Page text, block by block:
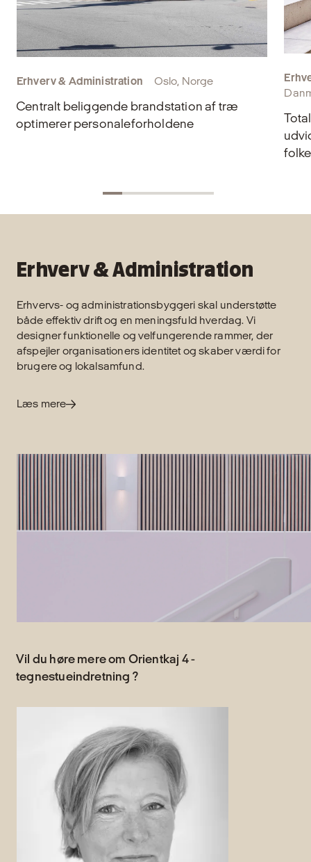
Erhverv & Administration Oslo, Norge
Centralt beliggende brandstation af træ
optimerer personaleforholdene
Erhverv & Administration
Erhvervs- og administrationsbyggeri skal understøtte
både effektiv drift og en meningsfuld hverdag. Vi
designer funktionelle og velfungerende rammer, der
afspejler organisationers identitet og skaber værdi for
brugere og lokalsamfund.
Læs mere
Vil du høre mere om Orientkaj 4 -
tegnestueindretning ?